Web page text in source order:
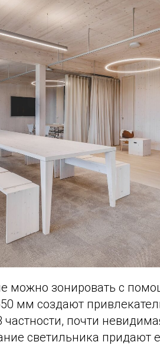
можно зонировать с
мм создают
почти
светильника придают